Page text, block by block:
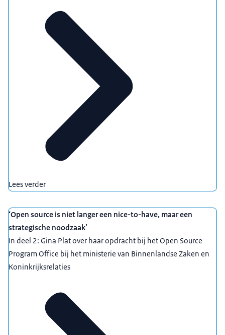
Lees verder
‘Open source is niet langer een nice-to-have, maar een
strategische noodzaak’
In deel 2: Gina Plat over haar opdracht bij het Open Source
Program Office bij het ministerie van Binnenlandse Zaken en
Koninkrijksrelaties